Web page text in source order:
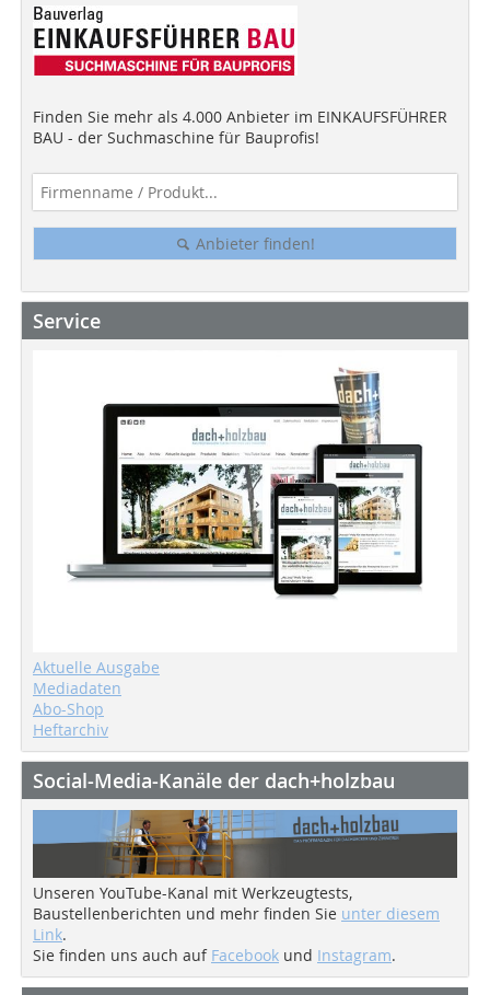
Finden Sie mehr als 4.000 Anbieter im EINKAUFSFÜHRER
BAU - der Suchmaschine für Bauprofis!
Anbieter finden!
Service
Aktuelle Ausgabe
Mediadaten
Abo-Shop
Heftarchiv
Social-Media-Kanäle der dach+holzbau
Unseren YouTube-Kanal mit Werkzeugtests,
Baustellenberichten und mehr finden Sie unter diesem
Link.
Sie finden uns auch auf Facebook und Instagram.